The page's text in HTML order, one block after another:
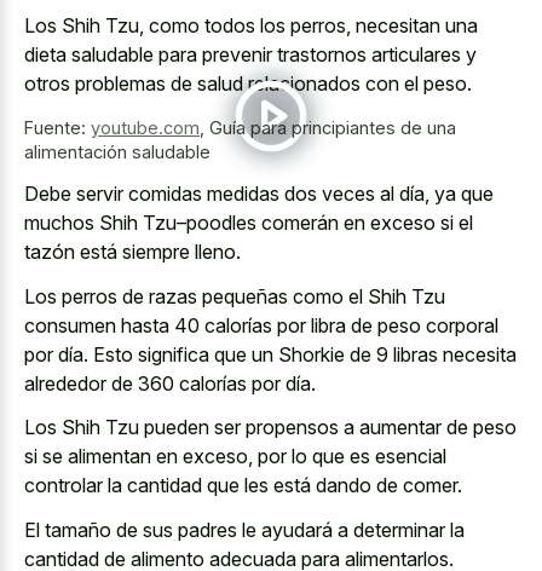
Los Shih Tzu, como todos los perros, necesitan una
dieta saludable para prevenir trastornos articulares y
otros problemas de salud relacionados con el peso.
Fuente: youtube.com Guía para principiantes de una
alimentación saludable
Debe servir comidas medidas dos veces al día, ya que
muchos Shih Tzu–poodles comerán en exceso si el
tazón está siempre lleno.
Los perros de razas pequeñas como el Shih Tzu
consumen hasta 40 calorías por libra de peso corporal
por día. Esto significa que un Shorkie de 9 libras necesita
alrededor de 360 calorías por día.
Los Shih Tzu pueden ser propensos a aumentar de peso
si se alimentan en exceso, por lo que es esencial
controlar la cantidad que les está dando de comer.
El tamaño de sus padres le ayudará a determinar la
cantidad de alimento adecuada para alimentarlos.